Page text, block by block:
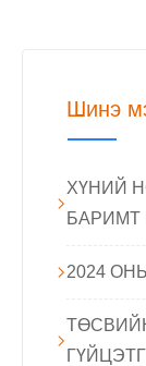
Шинэ
ХҮНИЙ
БАРИМТ
2024